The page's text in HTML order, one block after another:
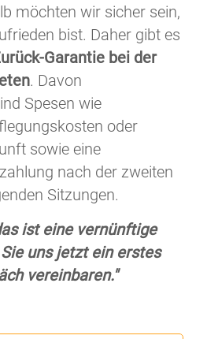
möchten wir sicher sein,
bist. Daher gibt es
Garantie bei der
. Davon
Spesen wie
oder
sowie eine
nach der zweiten
Sitzungen.
ist eine vernünftige
uns jetzt ein erstes
vereinbaren."